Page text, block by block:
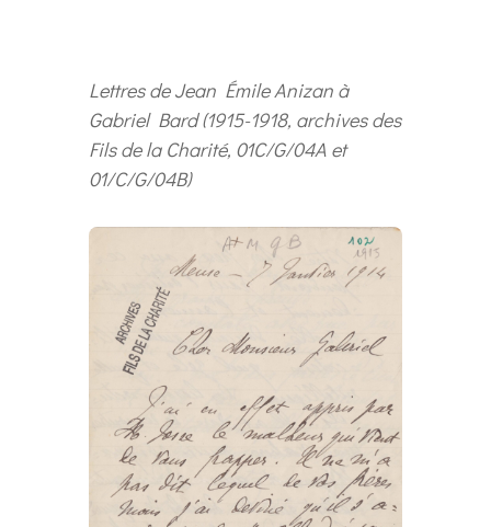
Lettres de Jean Émile Anizan à
Gabriel Bard (1915-1918, archives des
Fils de la Charité, 01C/G/04A et
01/C/G/04B)